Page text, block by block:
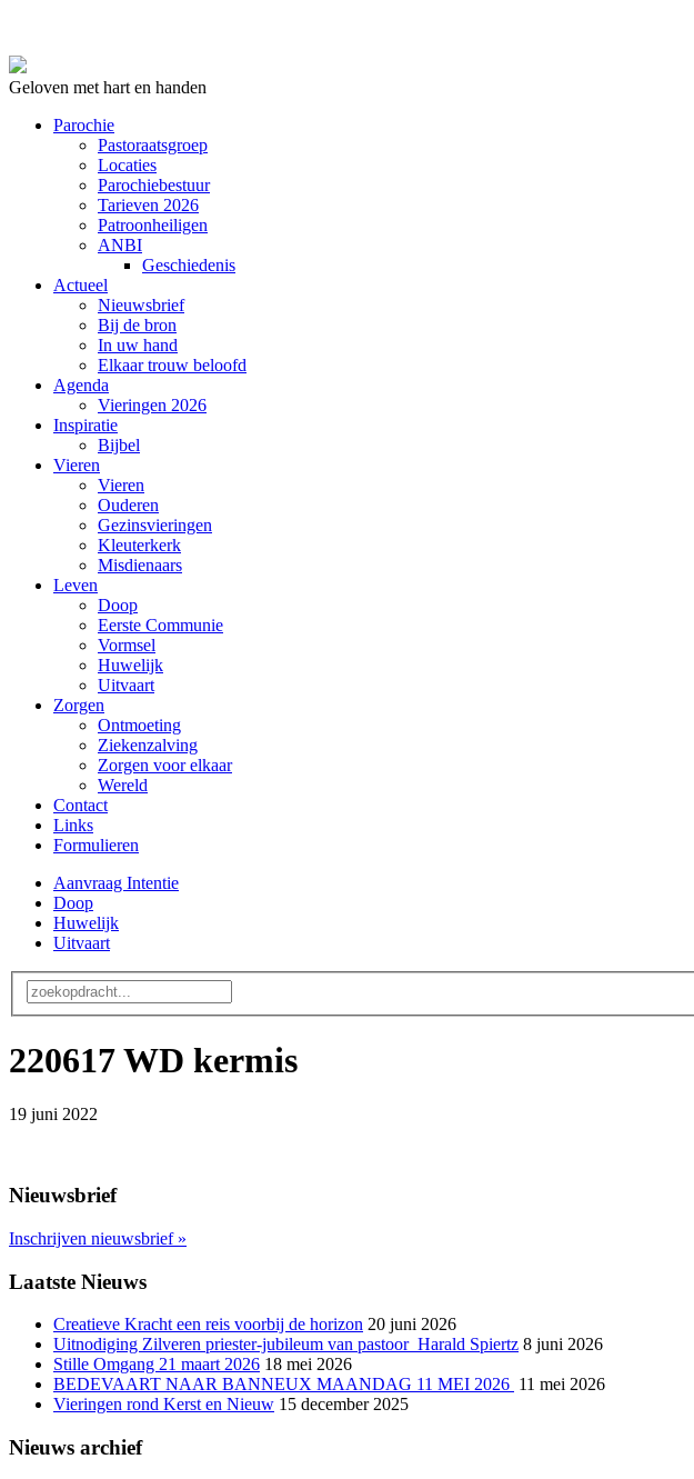
Geloven met hart en handen
Parochie
Pastoraatsgroep
Locaties
Parochiebestuur
Tarieven 2026
Patroonheiligen
ANBI
Geschiedenis
Actueel
Nieuwsbrief
Bij de bron
In uw hand
Elkaar trouw beloofd
Agenda
Vieringen 2026
Inspiratie
Bijbel
Vieren
Vieren
Ouderen
Gezinsvieringen
Kleuterkerk
Misdienaars
Leven
Doop
Eerste Communie
Vormsel
Huwelijk
Uitvaart
Zorgen
Ontmoeting
Ziekenzalving
Zorgen voor elkaar
Wereld
Contact
Links
Formulieren
Aanvraag Intentie
Doop
Huwelijk
Uitvaart
220617 WD kermis
19 juni 2022
Nieuwsbrief
Inschrijven nieuwsbrief »
Laatste Nieuws
Creatieve Kracht een reis voorbij de horizon 20 juni 2026
Uitnodiging Zilveren priester-jubileum van pastoor Harald Spiertz 8 juni 2026
Stille Omgang 21 maart 2026 18 mei 2026
BEDEVAART NAAR BANNEUX MAANDAG 11 MEI 2026 11 mei 2026
Vieringen rond Kerst en Nieuw 15 december 2025
Nieuws archief